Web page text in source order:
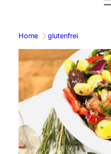
Home glutenfrei